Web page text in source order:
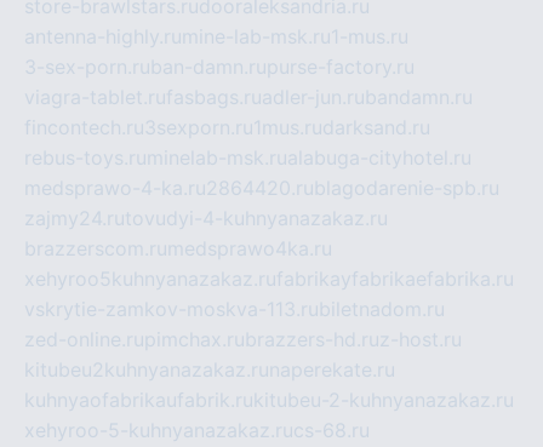
store-brawlstars.rudooraleksandria.ru
antenna-highly.ru mine-lab-msk.ru1-mus.ru
3-sex-porn.ruban-damn.rupurse-factory.ru
viagra-tablet.rufasbags.ruadler-jun.rubandamn.ru
fincontech.ru3sexporn.ru1mus.rudarksand.ru
rebus-toys.ru minelab-msk.rualabuga-cityhotel.ru
medsprawo-4-ka.ru2864420.rublagodarenie-spb.ru
zajmy24.rutovudyi-4-kuhnyanazakaz.ru
brazzerscom.ru medsprawo4ka.ru
xehyroo5kuhnyanazakaz.rufabrikayfabrikaefabrika.ru
vskrytie-zamkov-moskva-113.rubiletnadom.ru
zed-online.rupimchax.rubrazzers-hd.ruz-host.ru
kitubeu2kuhnyanazakaz.ru naperekate.ru
kuhnyaofabrikaufabrik.rukitubeu-2-kuhnyanazakaz.ru
xehyroo-5-kuhnyanazakaz.rucs-68.ru